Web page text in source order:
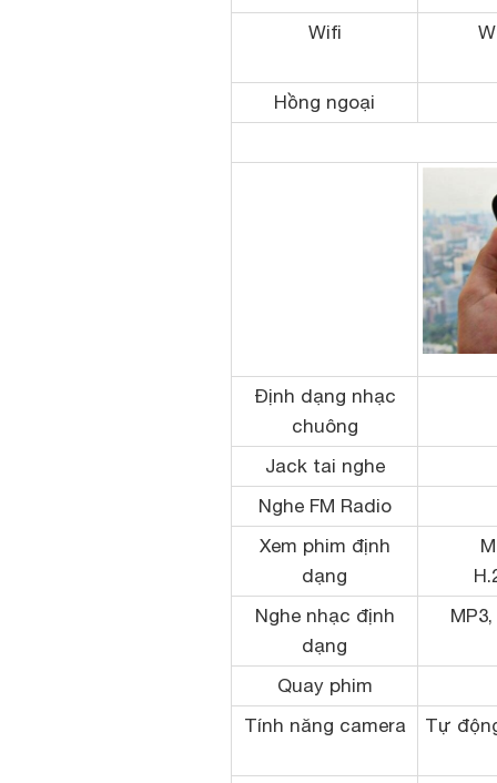
Wifi
Hồng ngoại
Định dạng nhạc
chuông
Jack tai nghe
Nghe FM Radio
Xem phim định
dạng
Nghe nhạc định
dạng
Quay phim
Tính năng camera
Tự